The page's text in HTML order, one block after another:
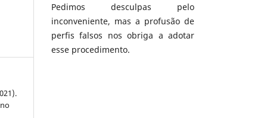
Pedimos desculpas pelo
inconveniente, mas a profusão de
perfis falsos nos obriga a adotar
esse procedimento.